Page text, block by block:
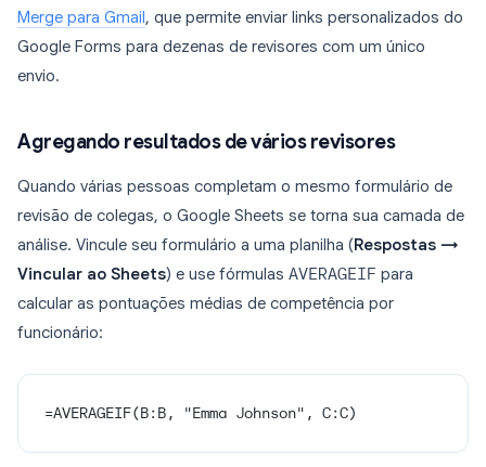
Merge para Gmail , que permite enviar links personalizados do
Google Forms para dezenas de revisores com um único
envio.
Agregando resultados de vários revisores
Quando várias pessoas completam o mesmo formulário de
revisão de colegas, o Google Sheets se torna sua camada de
análise. Vincule seu formulário a uma planilha (Respostas →
Vincular ao Sheets) e use fórmulas AVERAGEIF para
calcular as pontuações médias de competência por
funcionário:
=AVERAGEIF(B:B, "Emma Johnson", C:C)